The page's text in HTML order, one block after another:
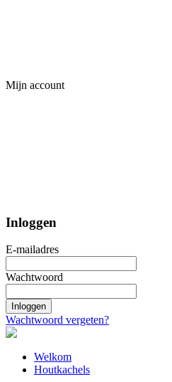
Mijn account
Inloggen
E-mailadres
Wachtwoord
Inloggen
Wachtwoord vergeten?
Welkom
Houtkachels